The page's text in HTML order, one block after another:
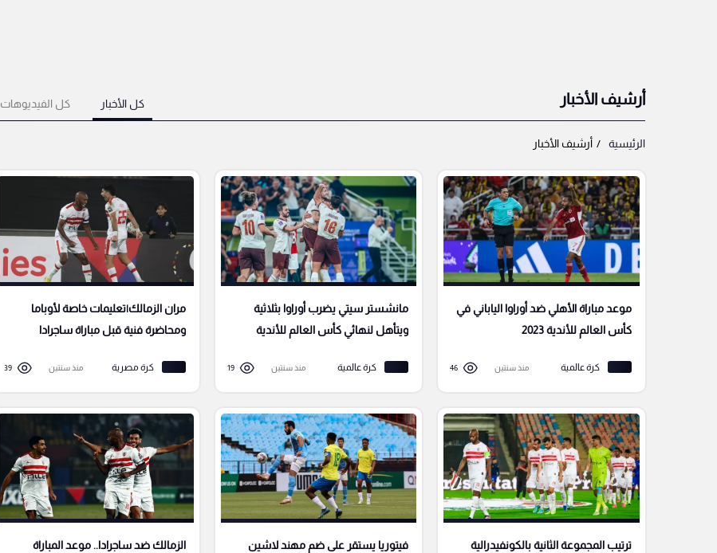
أرشيف الأخبار كل الأخبار كل الفيديوهات
الرئيسية أرشيف الأخبار
كرة عالمية
موعد مباراة الأهلي ضد أوراوا الياباني في
كأس العالم للأندية 2023
منذ سنتين 46 كرة عالمية
مانشستر سيتي يضرب أوراوا بثلاثية
ويتأهل لنهائي كأس العالم للأندية
منذ سنتين 19 كرة مصرية
مران الزمالك|تعليمات خاصة لأوباما
ومحاضرة فنية قبل مباراة ساجرادا
منذ سنتين 39
ترتيب المجموعة الثانية بالكونفيدرالية
فيتوريا يستقر على ضم مهند لاشين
الزمالك ضد ساجرادا.. موعد المباراة